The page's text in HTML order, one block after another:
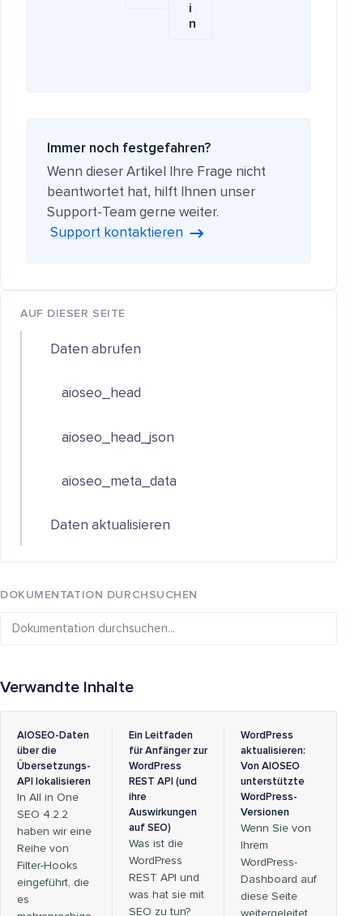
i
n
Immer noch festgefahren?
Wenn dieser Artikel Ihre Frage nicht
beantwortet hat, hilft Ihnen unser
Support-Team gerne weiter.
Support kontaktieren
AUF DIESER SEITE
Daten abrufen
aioseo_head
aioseo_head_json
aioseo_meta_data
Daten aktualisieren
DOKUMENTATION DURCHSUCHEN
Verwandte Inhalte
AIOSEO-Daten
über die
Übersetzungs-
API lokalisieren
In All in One
SEO 4.2.2
haben wir eine
Reihe von
Filter-Hooks
eingeführt, die
es
Ein Leitfaden
für Anfänger zur
WordPress
REST API (und
ihre
Auswirkungen
auf SEO)
Was ist die
WordPress
REST API und
was hat sie mit
SEO zu tun?
WordPress
aktualisieren:
Von AIOSEO
unterstützte
WordPress-
Versionen
Wenn Sie von
Ihrem
WordPress-
Dashboard auf
diese Seite
weitergeleitet